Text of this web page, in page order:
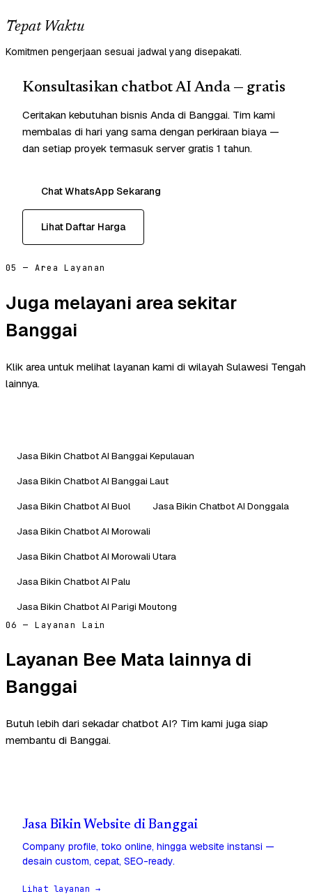
Tepat Waktu
Komitmen pengerjaan sesuai jadwal yang disepakati.
Konsultasikan chatbot AI Anda — gratis
Ceritakan kebutuhan bisnis Anda di Banggai. Tim kami
membalas di hari yang sama dengan perkiraan biaya —
dan setiap proyek termasuk server gratis 1 tahun.
Chat WhatsApp Sekarang
Lihat Daftar Harga
05 — Area Layanan
Juga melayani area sekitar
Banggai
Klik area untuk melihat layanan kami di wilayah Sulawesi Tengah
lainnya.
Jasa Bikin Chatbot AI Banggai Kepulauan
Jasa Bikin Chatbot AI Banggai Laut
Jasa Bikin Chatbot AI Buol
Jasa Bikin Chatbot AI Donggala
Jasa Bikin Chatbot AI Morowali
Jasa Bikin Chatbot AI Morowali Utara
Jasa Bikin Chatbot AI Palu
Jasa Bikin Chatbot AI Parigi Moutong
06 — Layanan Lain
Layanan Bee Mata lainnya di
Banggai
Butuh lebih dari sekadar chatbot AI? Tim kami juga siap
membantu di Banggai.
Jasa Bikin Website di Banggai
Company profile, toko online, hingga website instansi —
desain custom, cepat, SEO-ready.
Lihat layanan →